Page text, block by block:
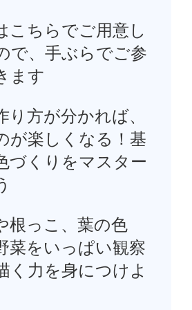
こちらでご用意し
で、手ぶらでご参
ます
り方が分かれば、
が楽しくなる！基
づくりをマスター
根っこ、葉の色
菜をいっぱい観察
く力を身につけよ